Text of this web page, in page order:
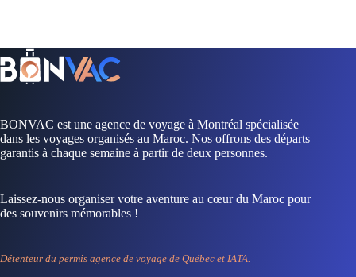
BONVAC est une agence de voyage à Montréal spécialisée
dans les voyages organisés au Maroc. Nos offrons des départs
garantis à chaque semaine à partir de deux personnes.
Laissez-nous organiser votre aventure au cœur du Maroc pour
des souvenirs mémorables !
Détenteur du permis agence de voyage de Québec et IATA.